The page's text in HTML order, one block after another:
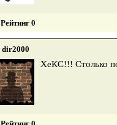
Рейтинг 0
dir2000
ХеКС!!! Столько